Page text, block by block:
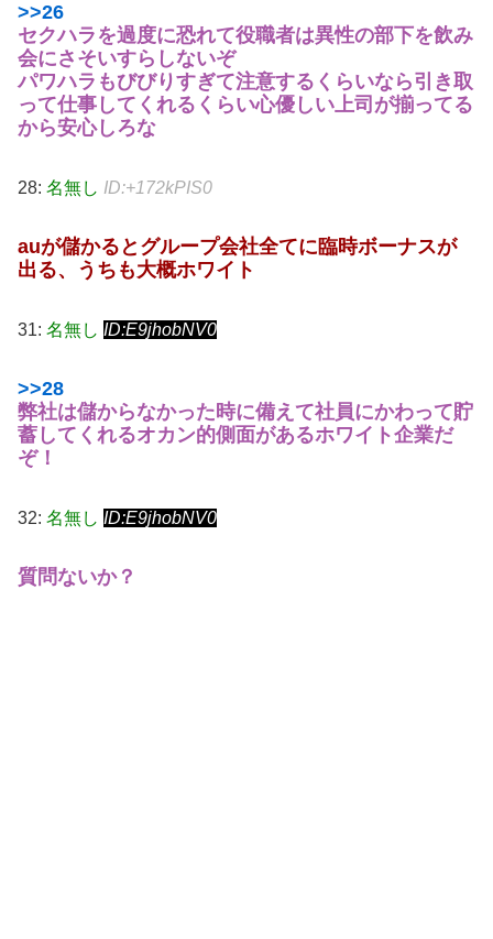
>>26
セクハラを過度に恐れて役職者は異性の部下を飲み
会にさそいすらしないぞ
パワハラもびびりすぎて注意するくらいなら引き取
って仕事してくれるくらい心優しい上司が揃ってる
から安心しろな
28: 名無し ID:+172kPIS0
auが儲かるとグループ会社全てに臨時ボーナスが
出る、うちも大概ホワイト
31: 名無し ID:E9jhobNV0
>>28
弊社は儲からなかった時に備えて社員にかわって貯
蓄してくれるオカン的側面があるホワイト企業だ
ぞ！
32: 名無し ID:E9jhobNV0
質問ないか？